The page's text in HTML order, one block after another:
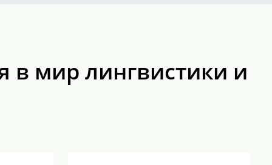
в мир лингвистики и